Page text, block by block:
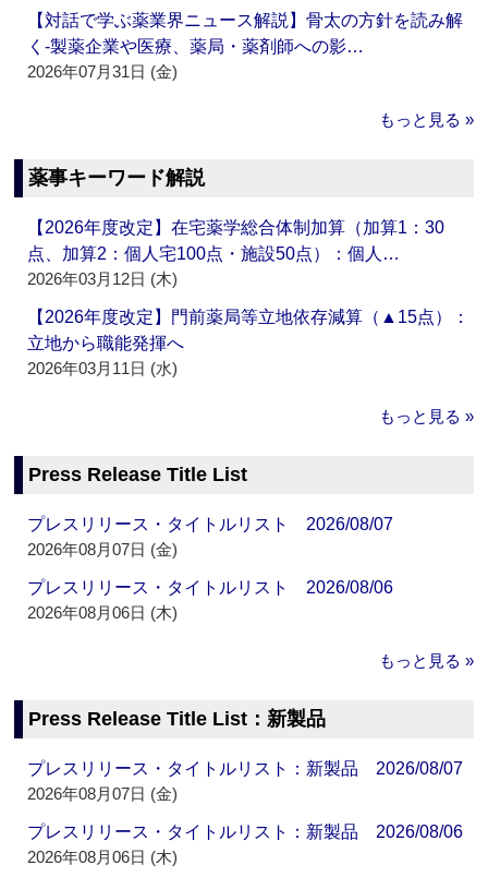
【対話で学ぶ薬業界ニュース解説】骨太の方針を読み解
く‐製薬企業や医療、薬局・薬剤師への影…
2026年07月31日 (金)
もっと見る »
薬事キーワード解説
【2026年度改定】在宅薬学総合体制加算（加算1：30
点、加算2：個人宅100点・施設50点）：個人…
2026年03月12日 (木)
【2026年度改定】門前薬局等立地依存減算（▲15点）：
立地から職能発揮へ
2026年03月11日 (水)
もっと見る »
Press Release Title List
プレスリリース・タイトルリスト 2026/08/07
2026年08月07日 (金)
プレスリリース・タイトルリスト 2026/08/06
2026年08月06日 (木)
もっと見る »
Press Release Title List：新製品
プレスリリース・タイトルリスト：新製品 2026/08/07
2026年08月07日 (金)
プレスリリース・タイトルリスト：新製品 2026/08/06
2026年08月06日 (木)